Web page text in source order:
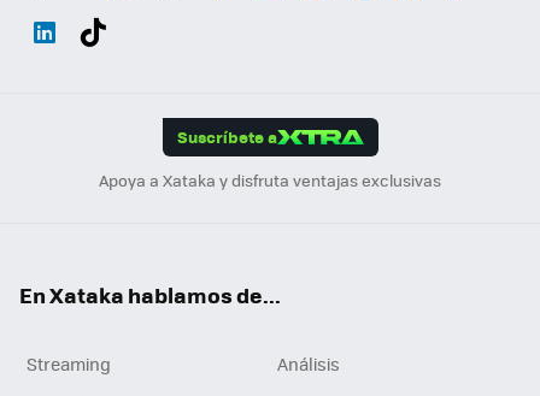
Suscríbete a
Apoya a Xataka y disfruta ventajas exclusivas
En Xataka hablamos de...
Streaming
Análisis